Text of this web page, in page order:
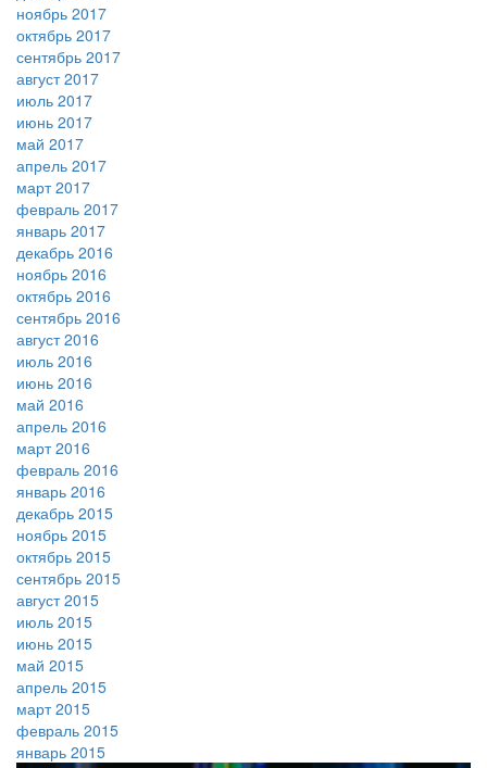
ноябрь 2017
октябрь 2017
сентябрь 2017
август 2017
июль 2017
июнь 2017
май 2017
апрель 2017
март 2017
февраль 2017
январь 2017
декабрь 2016
ноябрь 2016
октябрь 2016
сентябрь 2016
август 2016
июль 2016
июнь 2016
май 2016
апрель 2016
март 2016
февраль 2016
январь 2016
декабрь 2015
ноябрь 2015
октябрь 2015
сентябрь 2015
август 2015
июль 2015
июнь 2015
май 2015
апрель 2015
март 2015
февраль 2015
январь 2015